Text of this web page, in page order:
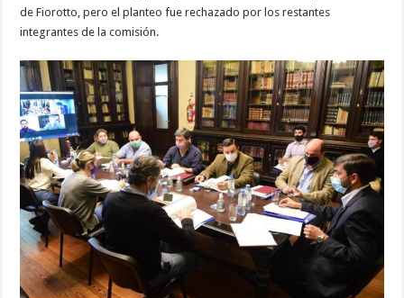
de Fiorotto, pero el planteo fue rechazado por los restantes
integrantes de la comisión.